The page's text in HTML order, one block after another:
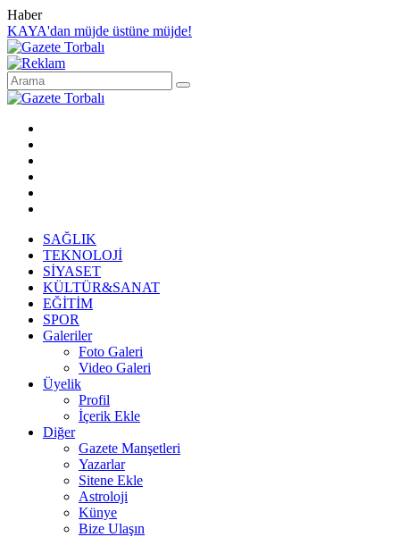
Haber
KAYA'dan müjde üstüne müjde!
SAĞLIK
TEKNOLOJİ
SİYASET
KÜLTÜR&SANAT
EĞİTİM
SPOR
Galeriler
Foto Galeri
Video Galeri
Üyelik
Profil
İçerik Ekle
Diğer
Gazete Manşetleri
Yazarlar
Sitene Ekle
Astroloji
Künye
Bize Ulaşın